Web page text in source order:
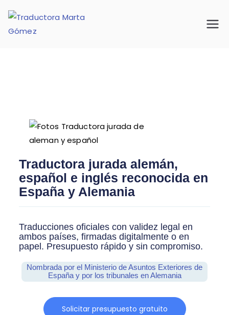
Beglaubigte Übersetzungen
Traductora jurada alemán,
español e inglés reconocida en
España y Alemania
Traducciones oficiales con validez legal en
ambos países, firmadas digitalmente o en
papel. Presupuesto rápido y sin compromiso.
Nombrada por el Ministerio de Asuntos Exteriores de
España y por los tribunales en Alemania
Solicitar presupuesto gratuito